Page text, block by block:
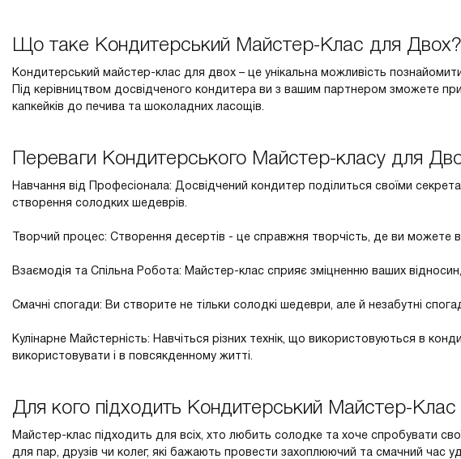
Що таке Кондитерський Майстер-Клас для Двох?
Кондитерський майстер-клас для двох – це унікальна можливість
Під керівництвом досвідченого кондитера ви з вашим партнером зможете
капкейків до печива та шоколадних ласощів.
Переваги Кондитерського Майстер-класу для
Навчання від Професіонала: Досвідчений кондитер поділиться своїми
створення солодких шедеврів.
Творчий процес: Створення десертів - це справжня творчість, де ви можете
Взаємодія та Спільна Робота: Майстер-клас сприяє зміцненню ваших
Смачні спогади: Ви створите не тільки солодкі шедеври, але й незабутні
Кулінарне Майстерність: Навчіться різних технік, що використовуються в
використовувати і в повсякденному житті.
Для кого підходить Кондитерський Майстер-
Майстер-клас підходить для всіх, хто любить солодке та хоче спробувати
для пар, друзів чи колег, які бажають провести захоплюючий та смачний час